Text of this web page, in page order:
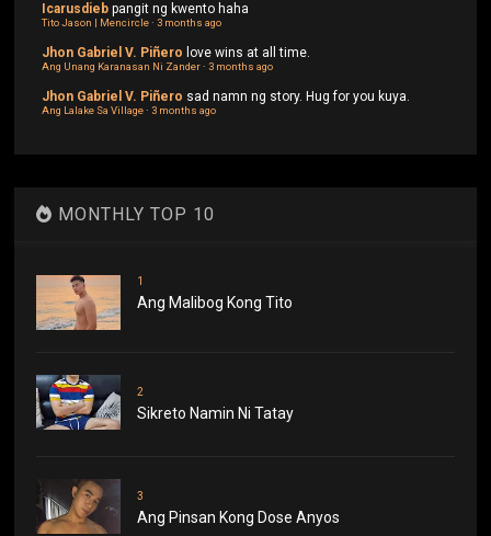
Icarusdieb pangit ng kwento haha
Tito Jason | Mencircle·3 months ago
Jhon Gabriel V. Piñero love wins at all time.
Ang Unang Karanasan Ni Zander·3 months ago
Jhon Gabriel V. Piñero sad namn ng story. Hug for you kuya.
Ang Lalake Sa Village·3 months ago
MONTHLY TOP 10
1
Ang Malibog Kong Tito
2
Sikreto Namin Ni Tatay
3
Ang Pinsan Kong Dose Anyos